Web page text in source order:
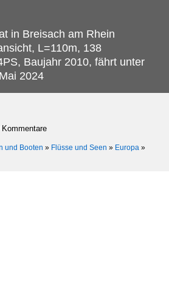
in Breisach am Rhein
L=110m, 138
Baujahr 2010, fährt unter
2024
und Booten » Flüsse und Seen » Europa »